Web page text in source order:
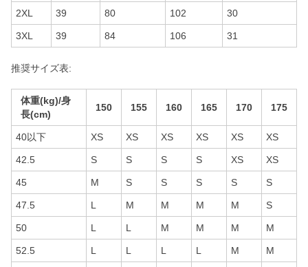
2XL 39 80 102 30
3XL 39 84 106 31
推奨サイズ表:
体重(kg)/身
長(cm)
150 155 160 165 170 175
40以下 XS XS XS XS XS XS
42.5 S S S S XS XS
45 M S S S S S
47.5 L M M M M S
50 L L M M M M
52.5 L L L L M M